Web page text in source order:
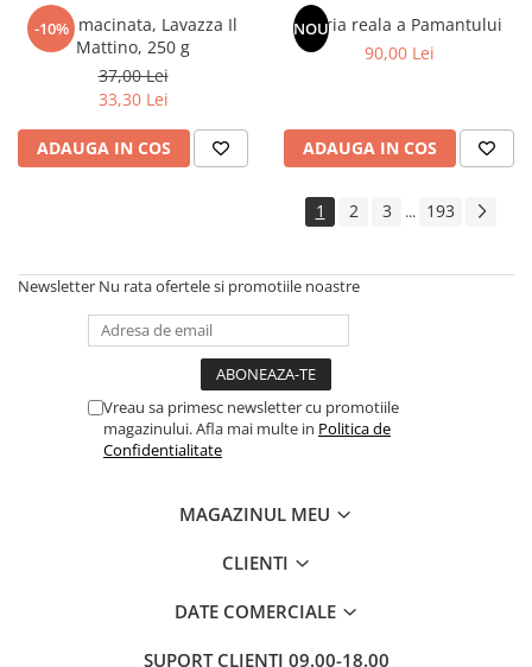
Instrumente si Truse Geometrie
Seturi scolare
Calculator
Consumabile & Accesorii
Cadouri
Literatura Romana
Literatura Universala
Carte Prescolara, Joc
Carti cartonate
-10%
Cafea macinata, Lavazza Il
Mattino, 250 g
37,00 Lei
33,30 Lei
ADAUGA IN COS
NOU
Istoria reala a Pamantului
90,00 Lei
ADAUGA IN COS
1 2 3 ... 193
Newsletter Nu rata ofertele si promotiile noastre
Vreau sa primesc newsletter cu promotiile
magazinului. Afla mai multe in Politica de
Confidentialitate
MAGAZINUL MEU
CLIENTI
DATE COMERCIALE
SUPORT CLIENTI 09.00-18.00